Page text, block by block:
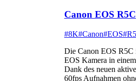
Canon EOS R5C
#8K#Canon#EOS
Die Canon EOS R5C
EOS Kamera in
Dank des neuen
60fps Aufnahmen